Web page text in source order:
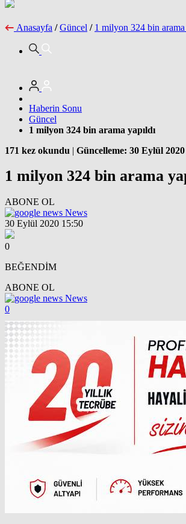
Anasayfa / Güncel / 1 milyon 324 bin arama
Haberin Sonu
Güncel
1 milyon 324 bin arama yapıldı
171 kez okundu | Güncelleme: 30 Eylül
1 milyon 324 bin arama
ABONE OL
News
30 Eylül 2020 15:50
0
BEĞENDİM
ABONE OL
News
0